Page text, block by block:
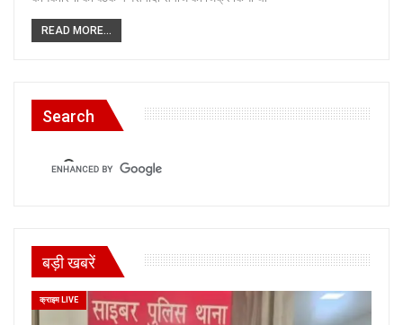
READ MORE...
Search
बड़ी खबरें
क्राइम LIVE